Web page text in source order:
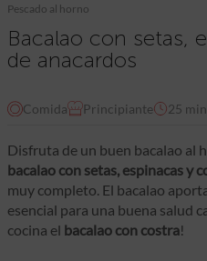
Pescado al horno
Bacalao con setas,
de anacardos
Comida Principiante 25 min
Disfruta de un buen bacalao al
bacalao con setas, espinacas y
muy completo. El bacalao
esencial para una buena salud
cocina el bacalao con costra!